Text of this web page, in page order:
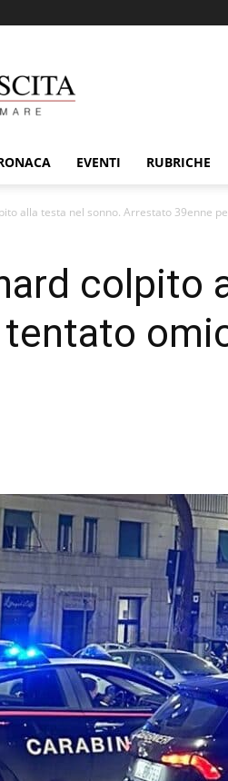
EVENTI RUBRICHE
alla testa nel sonno. Arrestato 39enne
colpito